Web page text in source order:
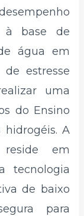
à base de
água em
de estresse
uma
do Ensino
hidrogéis. A
reside em
tecnologia
de baixo
para